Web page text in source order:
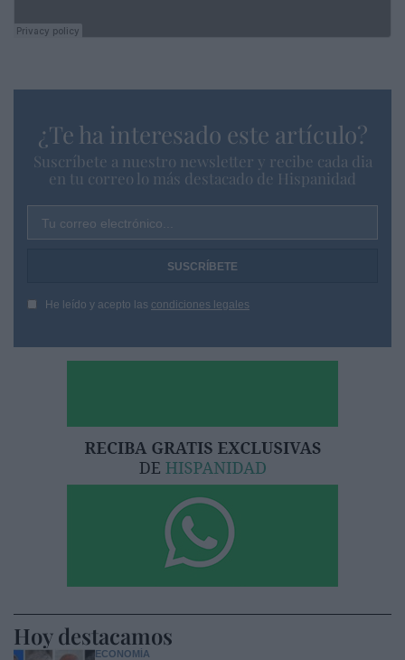
¿Te ha interesado este artículo?
Suscríbete a nuestro newsletter y recibe cada dia
en tu correo lo más destacado de Hispanidad
Tu correo electrónico...
He leído y acepto las condiciones legales
Hoy destacamos
ECONOMÍA